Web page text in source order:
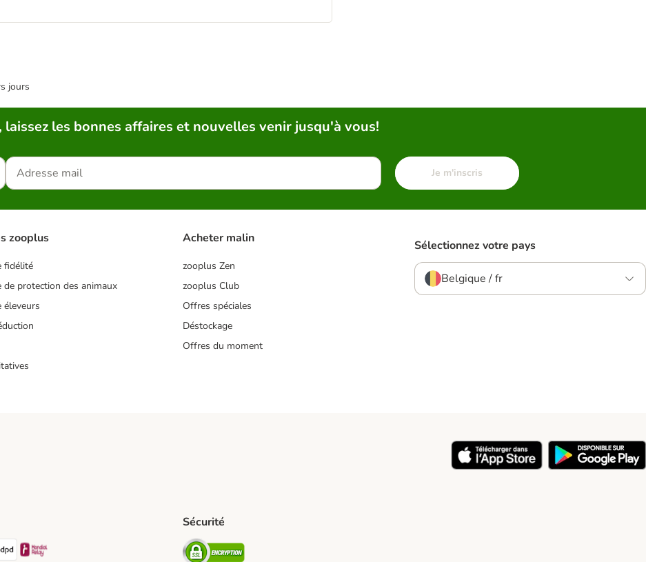
jours
les bonnes affaires et nouvelles venir jusqu'à vous!
Je m'inscris
zooplus
fidélité
de protection des animaux
éleveurs
Acheter malin
zooplus Zen
zooplus Club
Offres spéciales
Déstockage
Offres du moment
Sélectionnez votre pays
Belgique / fr
Method
Method
Shipping Method
DPD Shipping Method
Mondial relay Shipping Method
Sécurité
Security